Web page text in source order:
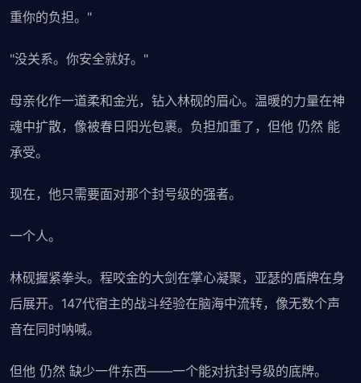
重你的负担。"
"没关系。你安全就好。"
母亲化作一道柔和金光，钻入林砚的眉心。温暖的力量在神
魂中扩散，像被春日阳光包裹。负担加重了，但他 仍然 能
承受。
现在，他只需要面对那个封号级的强者。
一个人。
林砚握紧拳头。程咬金的大剑在掌心凝聚，亚瑟的盾牌在身
后展开。147代宿主的战斗经验在脑海中流转，像无数个声
音在同时呐喊。
但他 仍然 缺少一件东西——一个能对抗封号级的底牌。